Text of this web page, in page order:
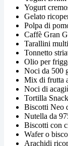
Yogurt
Gelato
Polpa di
Caffè Gran
Tarallini
Tonnetto
Olio per
Noci da 500
Mix di frutta
Noci di
Tortilla
Biscotti Neo
Nutella da
Biscotti con
Wafer o
Arachidi